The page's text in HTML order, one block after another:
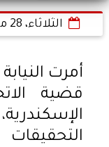
الثلاثاء، 28 مارس 2023
أمرت
قضية
التحقيقات